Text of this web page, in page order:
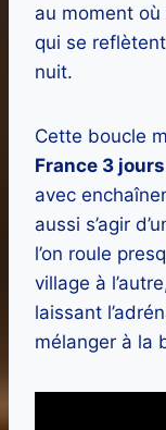
au moment
qui se
nuit.
Cette boucle
France 3 jours
avec
aussi s’agir
l’on roule
village à
laissant
mélanger à la